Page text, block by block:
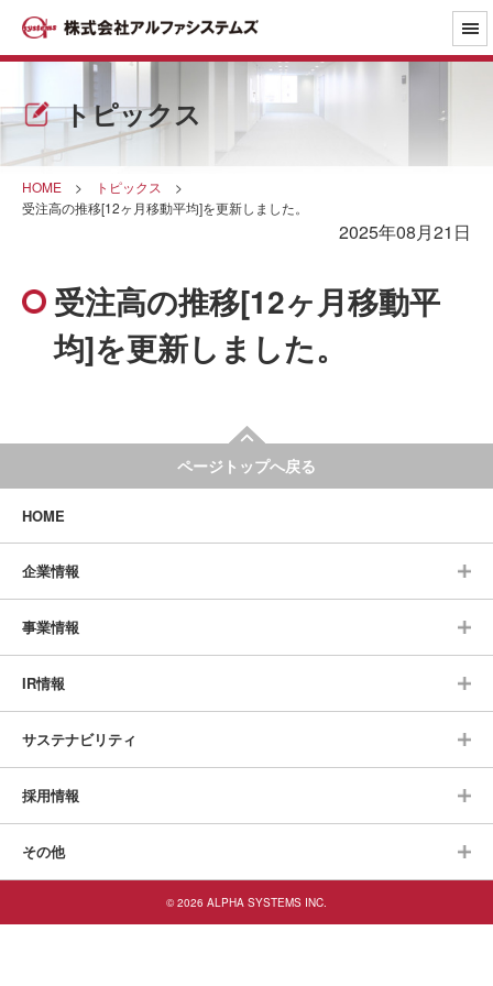
トピックス
HOME > トピックス
>
受注高の推移[12ヶ月移動平均]を更新しました。
2025年08月21日
受注高の推移[12ヶ月移動平
均]を更新しました。
ページトップへ戻る
HOME
企業情報
事業情報
IR情報
サステナビリティ
採用情報
その他
© 2026 ALPHA SYSTEMS INC.